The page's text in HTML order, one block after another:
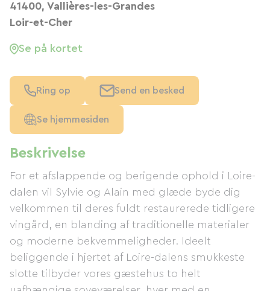
Beskrivelse
For et afslappende og berigende ophold i Loire-
dalen vil Sylvie og Alain med glæde byde dig
velkommen til deres fuldt restaurerede tidligere
vingård, en blanding af traditionelle materialer
og moderne bekvemmeligheder. Ideelt
beliggende i hjertet af Loire-dalens smukkeste
slotte tilbyder vores gæstehus to helt
41400, Vallières-les-Grandes
Loir-et-Cher
Se på kortet
Ring op Send en besked
Se hjemmesiden